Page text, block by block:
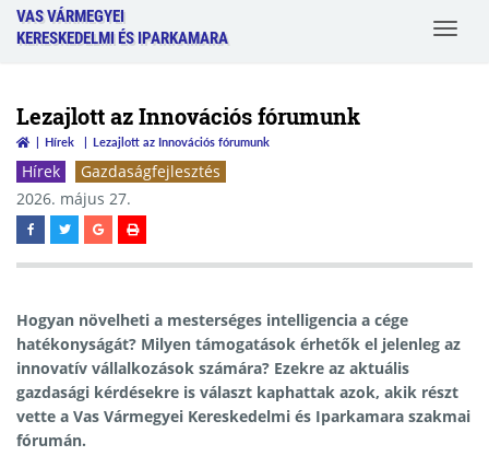
VAS VÁRMEGYEI
KERESKEDELMI ÉS IPARKAMARA
Toggle
Lezajlott az Innovációs fórumunk
Hírek Lezajlott az Innovációs fórumunk
Hírek
Gazdaságfejlesztés
2026. május 27.
Hogyan növelheti a mesterséges intelligencia a cége
hatékonyságát? Milyen támogatások érhetők el jelenleg az
innovatív vállalkozások számára? Ezekre az aktuális
gazdasági kérdésekre is választ kaphattak azok, akik részt
vette a Vas Vármegyei Kereskedelmi és Iparkamara szakmai
fórumán.